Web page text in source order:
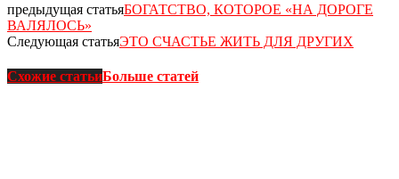
предыдущая статьяБОГАТСТВО, КОТОРОЕ «НА ДОРОГЕ
ВАЛЯЛОСЬ»
Следующая статьяЭТО СЧАСТЬЕ ЖИТЬ ДЛЯ ДРУГИХ
Схожие статьиБольше статей